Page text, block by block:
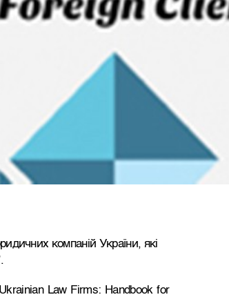
компаній України, які
Law Firms: Handbook for